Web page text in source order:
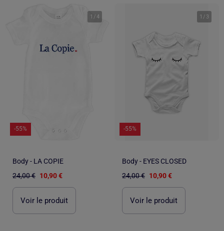
1 /4
-55%
Body - LA COPIE
24,00 € 10,90 €
Voir le produit
1 / 3
-55%
Body - EYES CLOSED
24,00 € 10,90 €
Voir le produit